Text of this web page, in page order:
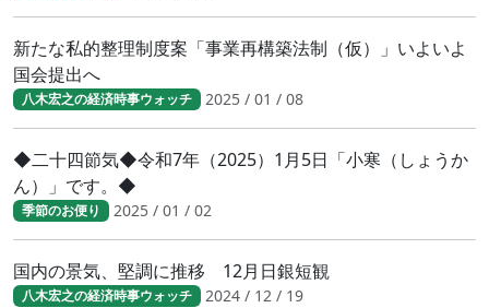
新たな私的整理制度案「事業再構築法制（仮）」いよいよ
国会提出へ
八木宏之の経済時事ウォッチ 2025 / 01 / 08
◆二十四節気◆令和7年（2025）1月5日「小寒（しょうか
ん）」です。◆
季節のお便り 2025 / 01 / 02
国内の景気、堅調に推移 12月日銀短観
八木宏之の経済時事ウォッチ 2024 / 12 / 19